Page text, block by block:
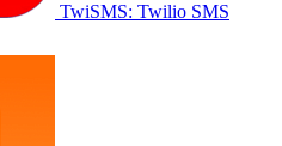
TwiSMS: Twilio SMS